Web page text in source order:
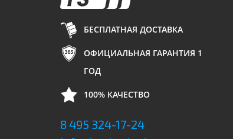
БЕСПЛАТНАЯ ДОСТАВКА
ОФИЦИАЛЬНАЯ ГАРАНТИЯ 1
ГОД
100% КАЧЕСТВО
8 495 324-17-24